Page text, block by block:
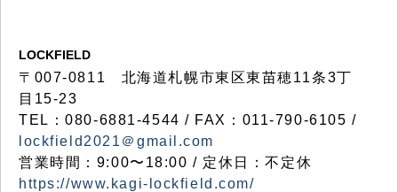
LOCKFIELD
〒007-0811 北海道札幌市東区東苗穂11条3丁
目15-23
TEL：080-6881-4544 / FAX：011-790-6105 /
lockfield2021＠gmail.com
営業時間：9:00〜18:00 / 定休日：不定休
https://www.kagi-lockfield.com/